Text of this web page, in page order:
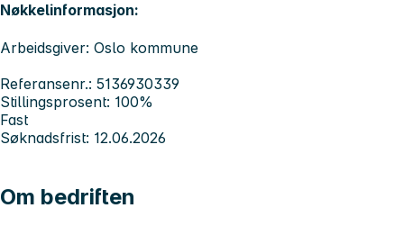
Nøkkelinformasjon:
Arbeidsgiver: Oslo kommune
Referansenr.: 5136930339
Stillingsprosent: 100%
Fast
Søknadsfrist: 12.06.2026
Om bedriften